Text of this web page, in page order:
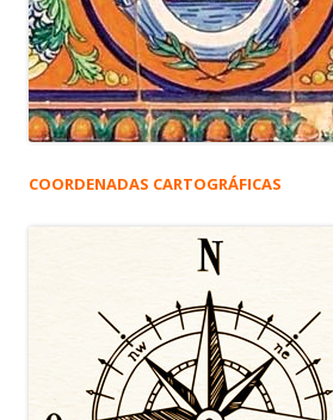
COORDENADAS CARTOGRÁFICAS